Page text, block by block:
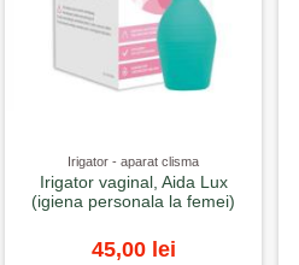
Irigator - aparat clisma
Irigator vaginal, Aida Lux
(igiena personala la femei)
45,00 lei